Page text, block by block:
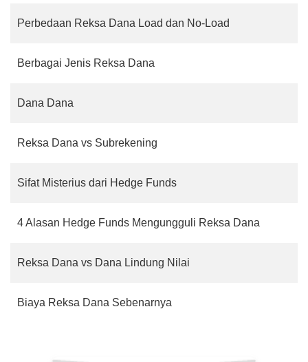
Perbedaan Reksa Dana Load dan No-Load
Berbagai Jenis Reksa Dana
Dana Dana
Reksa Dana vs Subrekening
Sifat Misterius dari Hedge Funds
4 Alasan Hedge Funds Mengungguli Reksa Dana
Reksa Dana vs Dana Lindung Nilai
Biaya Reksa Dana Sebenarnya